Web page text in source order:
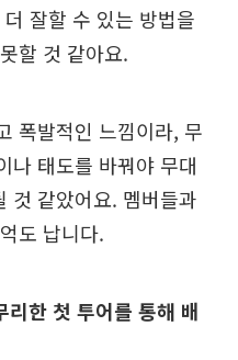
잘할 수 있는 방법을
할 것 같아요.
폭발적인 느낌이라, 무
나 태도를 바꿔야 무대
것 같았어요. 멤버들과
도 납니다.
한 첫 투어를 통해 배